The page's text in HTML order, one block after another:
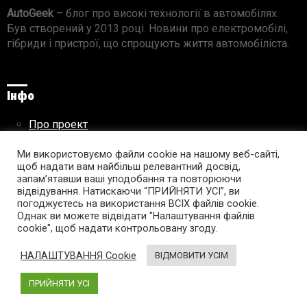
AutoGeek– блог про високі технології в автомобілях.
Був створений у 2013 році. Новини про електромобілі,
гібриди і пристрої, що спрощують життя автомобіліста.
Інфо
Про проект
Правила використання матеріалів
Підпишись на AutoGeek!
facebooktwitter instagramyoutube tumblr linkedin
Ми використовуємо файли cookie на нашому веб-сайті,
щоб надати вам найбільш релевантний досвід,
запам’ятавши ваші уподобання та повторюючи
відвідування. Натискаючи “ПРИЙНЯТИ УСІ”, ви
погоджуєтесь на використання ВСІХ файлів cookie.
Однак ви можете відвідати "Налаштування файлів
cookie", щоб надати контрольовану згоду.
НАЛАШТУВАННЯ Cookie ВІДМОВИТИ УСІМ
ПРИЙНЯТИ УСІ